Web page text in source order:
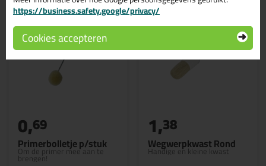
Primerbolletje p/stuk
Om de primer mee aan te
brengen!
0,69
Wegwerpkwast Rond
Handige en kleine kwast
1,38
https://business.safety.google/privacy/
Cookies accepteren